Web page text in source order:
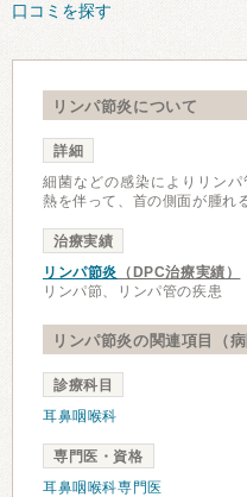
口コミを探す
リンパ節炎について
詳細
細菌などの感染によりリン
熱を伴って、首の側面が腫れ
治療実績
リンパ節炎 （DPC治療実績）
リンパ節、リンパ管の疾患
リンパ節炎の関連項目（病
診療科目
耳鼻咽喉科
専門医・資格
耳鼻咽喉科専門医